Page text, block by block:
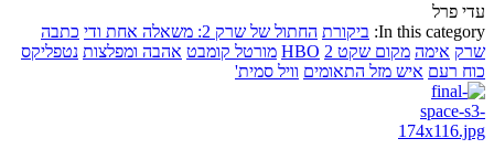
עדי פרל
In this category: ביקורת החתול של שרק 2: משאלה אחת ודי
כתבה
שרק אימה מקום שקט 2 HBO מורטל קומבט אהבה ומפלצות נטפליקס
כוח רעם איש מזל התאומים וויל סמית'